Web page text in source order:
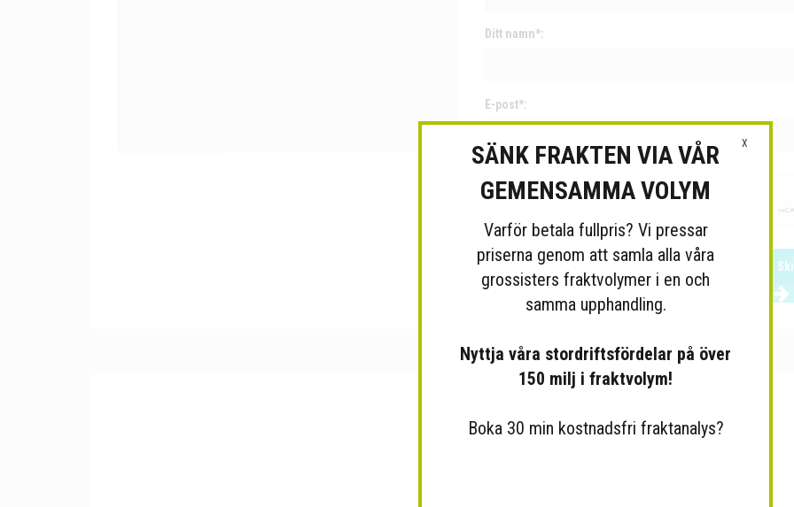
Ditt namn*:
E-post*:
X
SÄNK FRAKTEN VIA VÅR
GEMENSAMMA VOLYM
Varför betala fullpris? Vi pressar
priserna genom att samla alla våra
grossisters fraktvolymer i en och
samma upphandling.
Nyttja våra stordriftsfördelar på över
150 milj i fraktvolym!
Boka 30 min kostnadsfri fraktanalys?